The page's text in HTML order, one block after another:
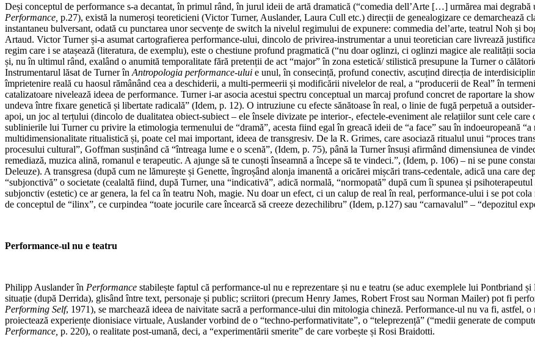
Deși conceptul de performance s-a decantat, în primul rând, în jurul ideii de artă dramatică (“comedia dell’Arte […] urmărea mai degrabă
Performance, p.27), există la numeroși teoreticieni (Victor Turner, Auslander, Laura Cull etc.) direcții de genealogizare ce demarchează
instantaneu bulversant, odată cu punctarea unor secvențe de switch la nivelul regimului de expunere: commedia del’arte, teatrul Noh
Artaud. Victor Turner și-a asumat cartografierea performance-ului, dincolo de privirea-instrumentar a unui teoretician care livrează
regim care i se atașează (literatura, de exemplu), este o chestiune profund pragmatică (“nu doar oglinzi, ci oglinzi magice ale realității
și, nu în ultimul rând, exalând o anumită temporalitate fără pretenții de act “major” în zona estetică/ stilistică presupune la Turner o
Instrumentarul lăsat de Turner în Antropologia performance-ului e unul, în consecință, profund conectiv, ascuțind direcția de
împrietenire reală cu haosul rămânând cea a deschiderii, a multi-permeerii și modificării nivelelor de real, a “producerii de Real” în
catalizatoare nivelează ideea de performance. Turner i-ar asocia acestui spectru conceptual un marcaj profund concret de raportare la
undeva între fixare genetică și libertate radicală” (Idem, p. 12). O intruziune cu efecte sănătoase în real, o linie de fugă perpetuă a
apoi, un joc al terțului (dincolo de dualitatea obiect-subiect – ele însele divizate pe interior-, efectele-eveniment ale relațiilor sunt cele
sublinierile lui Turner cu privire la etimologia termenului de “dramă”, acesta fiind egal în greacă ideii de “a face” sau în indoeuropeană
multidimensionalitate ritualistică și, poate cel mai important, ideea de transgresiv. De la R. Grimes, care asociază ritualul unui “proces
procesului cultural”, Goffman susținând că “întreaga lume e o scenă”, (Idem, p. 75), până la Turner însuși afirmând dimensiunea de
remediază, muzica alină, romanul e terapeutic. A ajunge să te cunoști înseamnă a începe să te vindeci.”, (Idem, p. 106) – ni se pune
Deleuze). A transgresa (după cum ne lămurește și Genette, îngroșând alonja imanentă a oricărei mișcări trans-cedentale, adică una care
“subjonctivă” o societate (cealaltă fiind, după Turner, una “indicativă”, adică normală, “normopată” după cum îi spunea și
subjonctiv (estetic) ce ar genera, la fel ca în teatru Noh, magie. Nu doar un efect, ci un calup de real în real, performance-ului i se pot
de conceptul de “ilinx”, ce curpindea “toate jocurile care încearcă să creeze dezechilibru” (Idem, p.127) sau “carnavalul” – “depozitul
Performance-ul nu e teatru
Philipp Auslander în Performance stabilește faptul că performance-ul nu e reprezentare și nu e teatru (se aduc exemplele lui Pontbriand
situație (după Derrida), glisând între text, personaje și public; scriitori (precum Henry James, Robert Frost sau Norman Mailer) pot fi
Performing Self, 1971), se marchează ideea de naivitate sacră a performance-ului din mitologia chineză. Performance-ul nu va fi, astfel,
proiectează experiențe dionisiace virtuale, Auslander vorbind de o “techno-performativitate”, o “teleprezență” (“medii generate de
Performance, p. 220), o realitate post-umană, deci, a “experimentării smerite” de care vorbește și Rosi Braidotti.